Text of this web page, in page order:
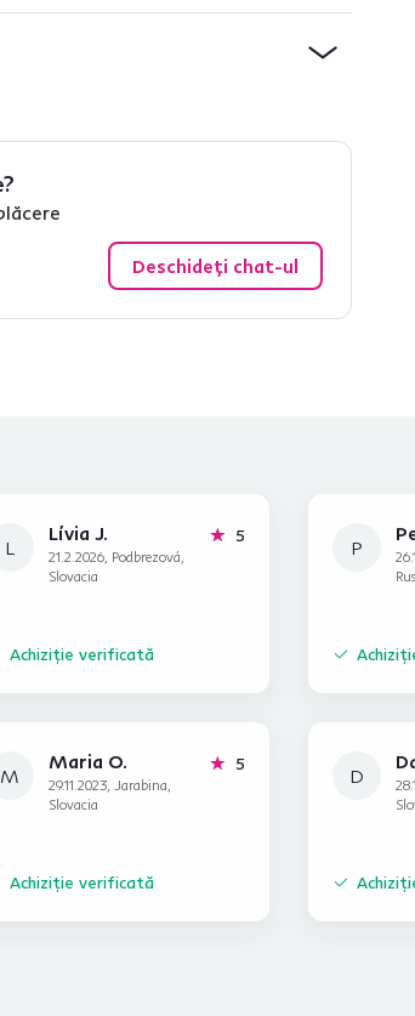
Deschideți chat-ul
L
Lívia J.
21.2.2026, Podbrezová,
Slovacia
5stele
Achiziție verificată
P
M
Maria O.
29.11.2023, Jarabina,
Slovacia
5stele
Achiziție verificată
D